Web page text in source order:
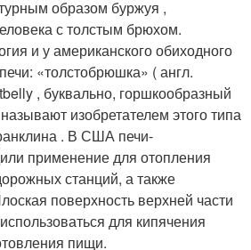
образом буржуя ,
с толстым брюхом.
и у американского обиходного
«толстобрюшка» ( англ.
, буквально, горшкообразный
изобретателем этого типа
. В США печи-
применение для отопления
станций, а также
поверхность верхней части
для кипячения
пищи.